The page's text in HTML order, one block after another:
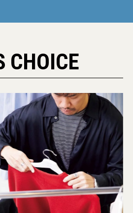
CHOICE
PR